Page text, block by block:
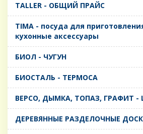
TALLER - ОБЩИЙ ПРАЙС
TIMA - посуда для
кухонные аксессуары
БИОЛ - ЧУГУН
БИОСТАЛЬ - ТЕРМОСА
ВЕРСО, ДЫМКА, ТОПАЗ, ГРАФИТ -
ДЕРЕВЯННЫЕ РАЗДЕЛОЧНЫЕ